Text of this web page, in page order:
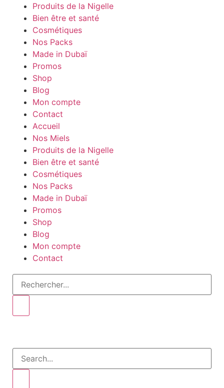
Produits de la Nigelle
Bien être et santé
Cosmétiques
Nos Packs
Made in Dubaï
Promos
Shop
Blog
Mon compte
Contact
Accueil
Nos Miels
Produits de la Nigelle
Bien être et santé
Cosmétiques
Nos Packs
Made in Dubaï
Promos
Shop
Blog
Mon compte
Contact